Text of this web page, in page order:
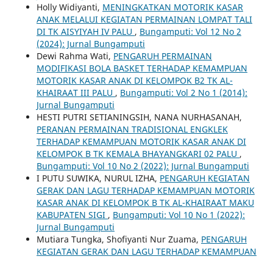
Holly Widiyanti, MENINGKATKAN MOTORIK KASAR
ANAK MELALUI KEGIATAN PERMAINAN LOMPAT TALI
DI TK AISYIYAH IV PALU , Bungamputi: Vol 12 No 2
(2024): Jurnal Bungamputi
Dewi Rahma Wati, PENGARUH PERMAINAN
MODIFIKASI BOLA BASKET TERHADAP KEMAMPUAN
MOTORIK KASAR ANAK DI KELOMPOK B2 TK AL-
KHAIRAAT III PALU , Bungamputi: Vol 2 No 1 (2014):
Jurnal Bungamputi
HESTI PUTRI SETIANINGSIH, NANA NURHASANAH,
PERANAN PERMAINAN TRADISIONAL ENGKLEK
TERHADAP KEMAMPUAN MOTORIK KASAR ANAK DI
KELOMPOK B TK KEMALA BHAYANGKARI 02 PALU ,
Bungamputi: Vol 10 No 2 (2022): Jurnal Bungamputi
I PUTU SUWIKA, NURUL IZHA, PENGARUH KEGIATAN
GERAK DAN LAGU TERHADAP KEMAMPUAN MOTORIK
KASAR ANAK DI KELOMPOK B TK AL-KHAIRAAT MAKU
KABUPATEN SIGI , Bungamputi: Vol 10 No 1 (2022):
Jurnal Bungamputi
Mutiara Tungka, Shofiyanti Nur Zuama, PENGARUH
KEGIATAN GERAK DAN LAGU TERHADAP KEMAMPUAN